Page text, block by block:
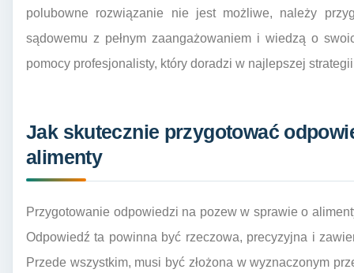
polubowne rozwiązanie nie jest możliwe, należy
sądowemu z pełnym zaangażowaniem i wiedzą o
pomocy profesjonalisty, który doradzi w najlepszej
Jak skutecznie przygotować
alimenty
Przygotowanie odpowiedzi na pozew w sprawie o
Odpowiedź ta powinna być rzeczowa, precyzyjna i
Przede wszystkim, musi być złożona w wyznaczonym